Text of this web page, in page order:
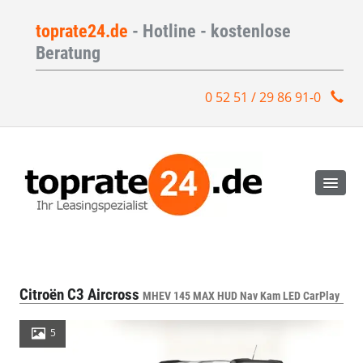
toprate24.de - Hotline - kostenlose
Beratung
0 52 51 / 29 86 91-0
Citroën C3 Aircross MHEV 145 MAX HUD Nav Kam LED CarPlay
5